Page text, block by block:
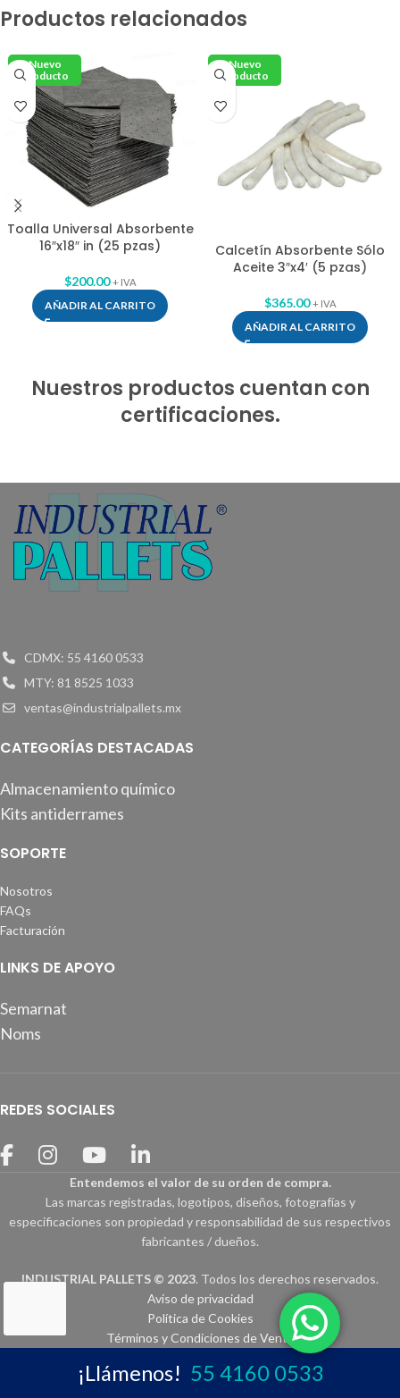
Productos relacionados
Nuevo
Producto
Toalla Universal Absorbente
16″x18″ in (25 pzas)
$200.00 + IVA
AÑADIR AL CARRITO
Nuevo
Producto
Calcetín Absorbente Sólo
Aceite 3″x4′ (5 pzas)
$365.00 + IVA
AÑADIR AL CARRITO
Nuestros productos cuentan con
certificaciones.
CDMX: 55 4160 0533
MTY: 81 8525 1033
ventas@industrialpallets.mx
CATEGORÍAS DESTACADAS
Almacenamiento químico
Kits antiderrames
SOPORTE
Nosotros
FAQs
Facturación
LINKS DE APOYO
Semarnat
Noms
REDES SOCIALES
Entendemos el valor de su orden de compra.
Las marcas registradas, logotipos, diseños, fotografías y
especificaciones son propiedad y responsabilidad de sus respectivos
fabricantes / dueños.
INDUSTRIAL PALLETS © 2023. Todos los derechos reservados.
Aviso de privacidad
Política de Cookies
Términos y Condiciones de Venta
¡Llámenos! 55 4160 0533